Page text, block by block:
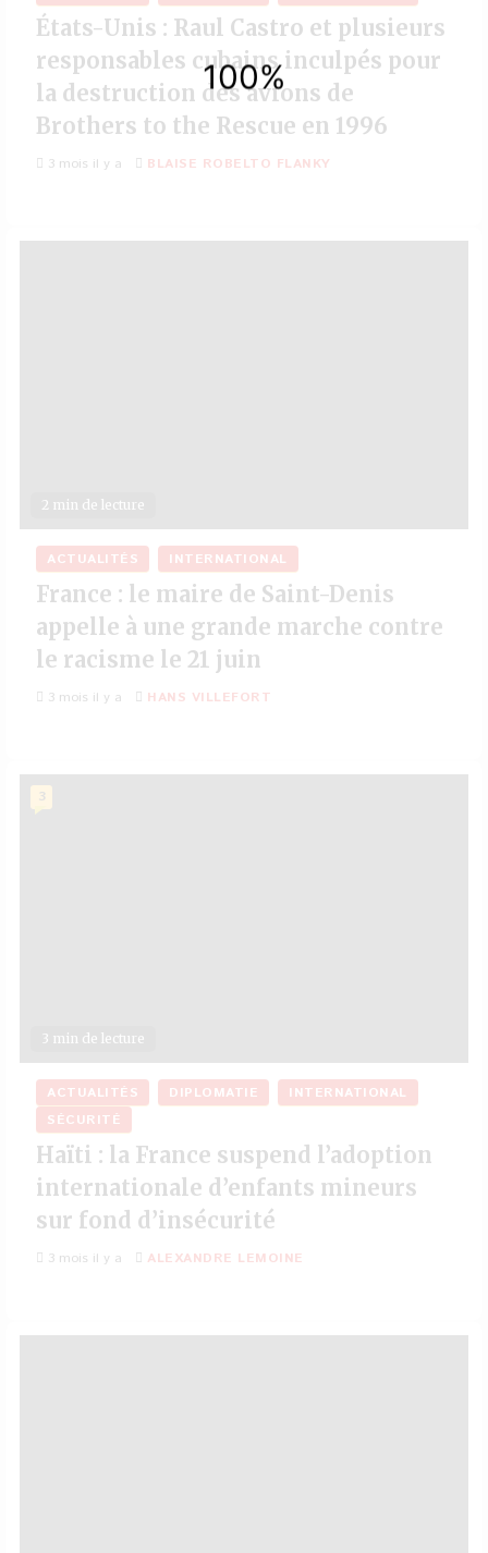
États-Unis : Raul Castro et plusieurs
responsables cubains inculpés pour
la destruction des avions de
Brothers to the Rescue en 1996
3 mois il y a BLAISE ROBELTO FLANKY
2 min de lecture
ACTUALITÉS INTERNATIONAL
France : le maire de Saint-Denis
appelle à une grande marche contre
le racisme le 21 juin
3 mois il y a HANS VILLEFORT
3 min de lecture
3
ACTUALITÉS DIPLOMATIE
INTERNATIONAL
SÉCURITÉ
Haïti : la France suspend l’adoption
internationale d’enfants mineurs
sur fond d’insécurité
3 mois il y a ALEXANDRE LEMOINE